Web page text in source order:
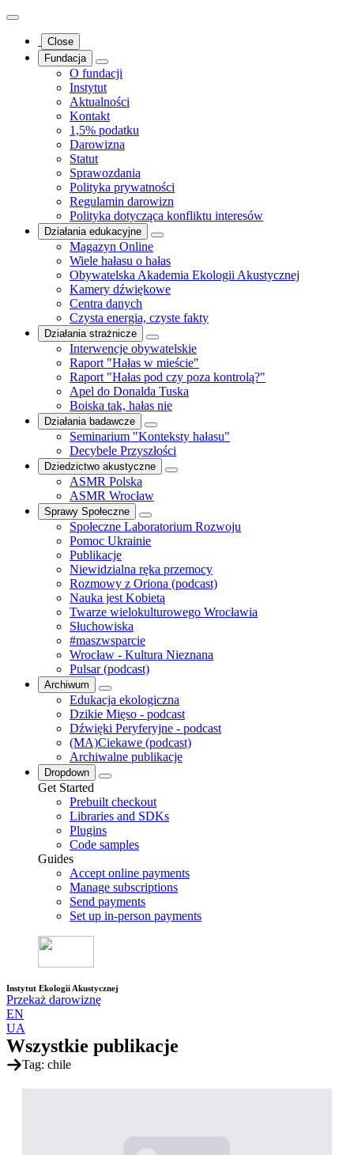
Close
Fundacja
O fundacji
Instytut
Aktualności
Kontakt
1,5% podatku
Darowizna
Statut
Sprawozdania
Polityka prywatności
Regulamin darowizn
Polityka dotycząca konfliktu interesów
Działania edukacyjne
Magazyn Online
Wiele hałasu o hałas
Obywatelska Akademia Ekologii Akustycznej
Kamery dźwiękowe
Centra danych
Czysta energia, czyste fakty
Działania strażnicze
Interwencje obywatelskie
Raport "Hałas w mieście"
Raport "Hałas pod czy poza kontrolą?"
Apel do Donalda Tuska
Boiska tak, hałas nie
Działania badawcze
Seminarium "Konteksty hałasu"
Decybele Przyszłości
Dziedzictwo akustyczne
ASMR Polska
ASMR Wrocław
Sprawy Społeczne
Społeczne Laboratorium Rozwoju
Pomoc Ukrainie
Publikacje
Niewidzialna ręka przemocy
Rozmowy z Oriona (podcast)
Nauka jest Kobietą
Twarze wielokulturowego Wrocławia
Słuchowiska
#maszwsparcie
Wrocław - Kultura Nieznana
Pulsar (podcast)
Archiwum
Edukacja ekologiczna
Dzikie Mięso - podcast
Dźwięki Peryferyjne - podcast
(MA)Ciekawe (podcast)
Archiwalne publikacje
Dropdown
Get Started
Prebuilt checkout
Libraries and SDKs
Plugins
Code samples
Guides
Accept online payments
Manage subscriptions
Send payments
Set up in-person payments
Instytut Ekologii Akustycznej
Przekaż darowiznę
EN
UA
Wszystkie publikacje
Tag: chile